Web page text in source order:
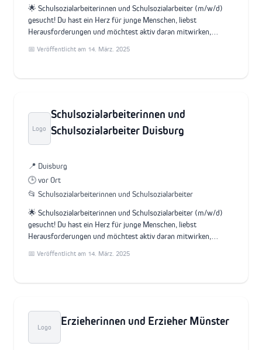
🌟 Schulsozialarbeiterinnen und Schulsozialarbeiter (m/w/d)
gesucht! Du hast ein Herz für junge Menschen, liebst
Herausforderungen und möchtest aktiv daran mitwirken,…
📅 Veröffentlicht am 14. März. 2025
Logo
Schulsozialarbeiterinnen und
Schulsozialarbeiter Duisburg
📍 Duisburg
🕒 vor Ort
📂 Schulsozialarbeiterinnen und Schulsozialarbeiter
🌟 Schulsozialarbeiterinnen und Schulsozialarbeiter (m/w/d)
gesucht! Du hast ein Herz für junge Menschen, liebst
Herausforderungen und möchtest aktiv daran mitwirken,…
📅 Veröffentlicht am 14. März. 2025
Logo Erzieherinnen und Erzieher Münster